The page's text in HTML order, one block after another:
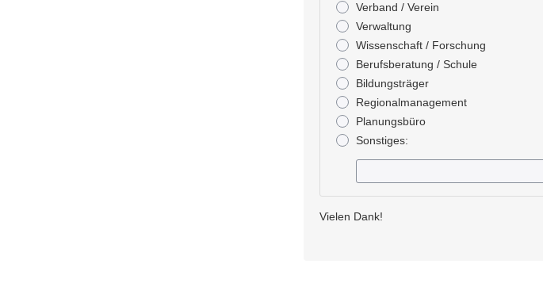
Verband / Verein
Verwaltung
Wissenschaft / Forschung
Berufsberatung / Schule
Bildungsträger
Regionalmanagement
Planungsbüro
Sonstiges:
Vielen Dank!